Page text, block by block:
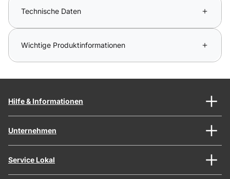
Technische Daten
Wichtige Produktinformationen
Hilfe & Informationen
Unternehmen
Service Lokal